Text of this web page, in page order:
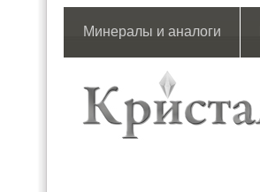
Минералы и аналоги